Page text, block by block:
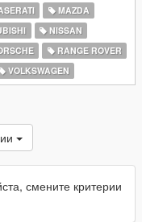
MAZDA
NISSAN
RANGE ROVER
VOLKSWAGEN
смените критерии